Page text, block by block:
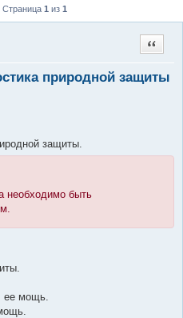
Страница 1 из 1
природной защиты
Цитата
защиты.
необходимо быть
ее мощь.